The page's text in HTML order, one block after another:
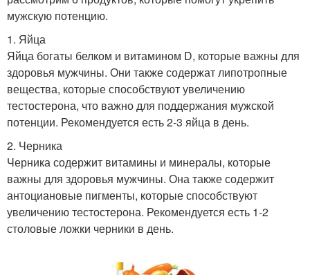
мужскую потенцию.
1. Яйца
Яйца богаты белком и витамином D, которые важны для
здоровья мужчины. Они также содержат липотропные
вещества, которые способствуют увеличению
тестостерона, что важно для поддержания мужской
потенции. Рекомендуется есть 2-3 яйца в день.
2. Черника
Черника содержит витамины и минералы, которые
важны для здоровья мужчины. Она также содержит
антоциановые пигменты, которые способствуют
увеличению тестостерона. Рекомендуется есть 1-2
столовые ложки черники в день.